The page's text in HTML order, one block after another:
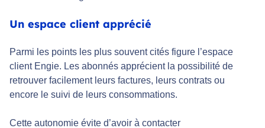
Un espace client apprécié
Parmi les points les plus souvent cités figure l’espace
client Engie. Les abonnés apprécient la possibilité de
retrouver facilement leurs factures, leurs contrats ou
encore le suivi de leurs consommations.
Cette autonomie évite d’avoir à contacter